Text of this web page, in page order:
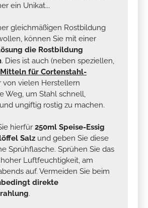
ein Unikat...
gleichmäßigen Rostbildung
können Sie mit einer
die Rostbildung
. Dies ist auch (neben speziellen,
Mitteln für Cortenstahl-
von vielen Herstellern
Weg, um Stahl schnell,
ungiftig rostig zu machen.
hierfür 250ml Speise-Essig
Salz und geben Sie diese
Sprühflasche. Sprühen Sie das
Luftfeuchtigkeit, am
auf. Vermeiden Sie beim
direkte
.